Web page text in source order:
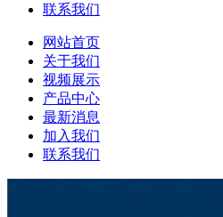
联系我们
网站首页
关于我们
视频展示
产品中心
最新消息
加入我们
联系我们